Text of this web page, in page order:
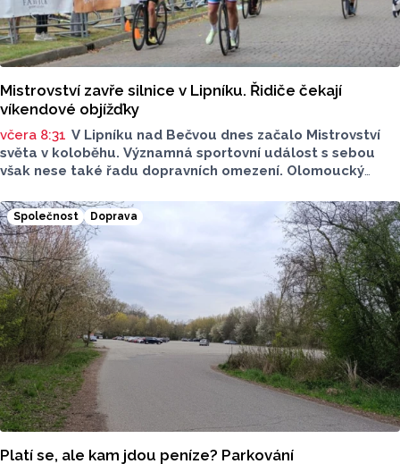
Mistrovství zavře silnice v Lipníku. Řidiče čekají
víkendové objížďky
včera 8:31 V Lipníku nad Bečvou dnes začalo Mistrovství
světa v koloběhu. Významná sportovní událost s sebou
však nese také řadu dopravních omezení. Olomoucký
si dát pozor?
Společnost Doprava
Platí se, ale kam jdou peníze? Parkování